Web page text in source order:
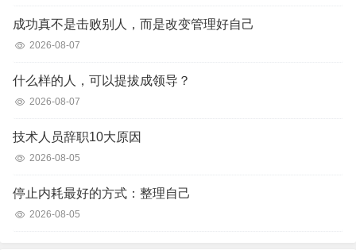
成功真不是击败别人，而是改变管理好自己
2026-08-07
什么样的人，可以提拔成领导？
2026-08-07
技术人员辞职10大原因
2026-08-05
停止内耗最好的方式：整理自己
2026-08-05